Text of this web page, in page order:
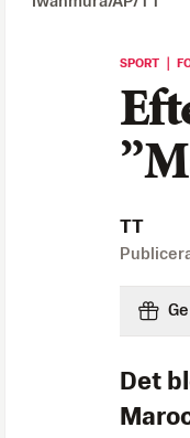
SPORT ｜
TT
Det